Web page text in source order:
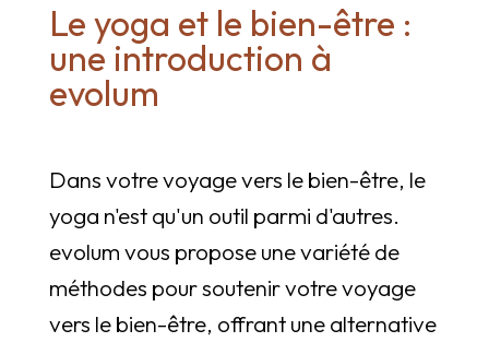
Le yoga et le bien-être :
une introduction à
evolum
Dans votre voyage vers le bien-être, le
yoga n'est qu'un outil parmi d'autres.
evolum vous propose une variété de
méthodes pour soutenir votre voyage
vers le bien-être, offrant une alternative